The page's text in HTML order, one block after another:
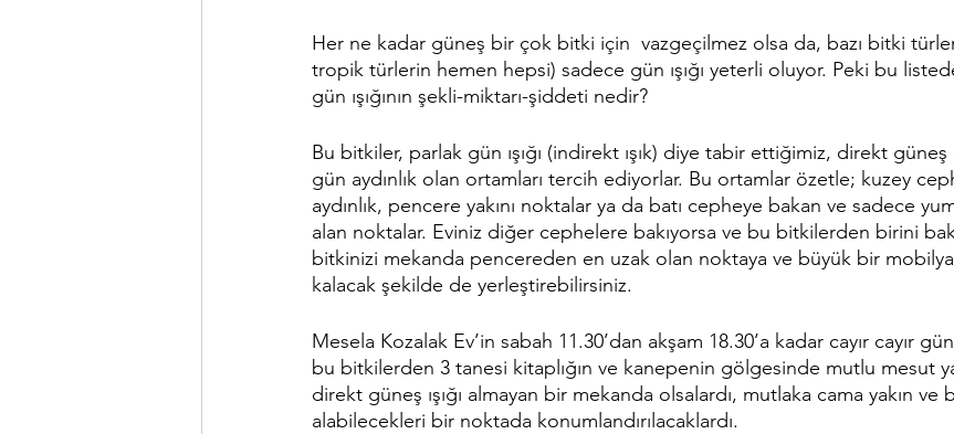
Her ne kadar güneş bir çok bitki için  vazgeçilmez olsa da, bazı bitki
tropik türlerin hemen hepsi) sadece gün ışığı yeterli oluyor. Peki bu
gün ışığının şekli-miktarı-şiddeti nedir?
Bu bitkiler, parlak gün ışığı (indirekt ışık) diye tabir ettiğimiz, direkt
gün aydınlık olan ortamları tercih ediyorlar. Bu ortamlar özetle; kuzey
aydınlık, pencere yakını noktalar ya da batı cepheye bakan ve sadece
alan noktalar. Eviniz diğer cephelere bakıyorsa ve bu bitkilerden birini
bitkinizi mekanda pencereden en uzak olan noktaya ve büyük bir
kalacak şekilde de yerleştirebilirsiniz.
Mesela Kozalak Ev’in sabah 11.30’dan akşam 18.30’a kadar cayır cayır
bu bitkilerden 3 tanesi kitaplığın ve kanepenin gölgesinde mutlu mesut
direkt güneş ışığı almayan bir mekanda olsalardı, mutlaka cama yakın ve
alabilecekleri bir noktada konumlandırılacaklardı.